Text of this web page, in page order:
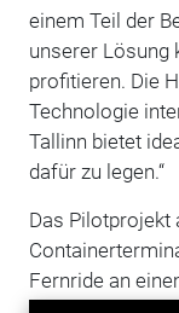
einem Teil der
unserer Lösung
profitieren. Die
Technologie
Tallinn bietet
dafür zu legen.“
Das Pilotprojekt
Fernride an